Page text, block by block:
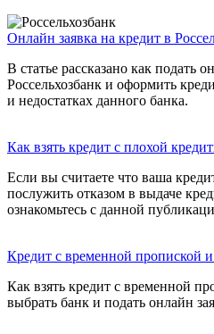
Онлайн заявка на кредит в
В статье рассказано как подать
Россельхозбанк и оформить
и недостатках данного банка.
Как взять кредит с плохой
Если вы считаете что ваша
послужить отказом в выдаче
ознакомьтесь с данной
Кредит с временной пропиской и
Как взять кредит с временной
выбрать банк и подать онлайн